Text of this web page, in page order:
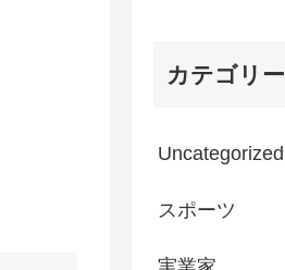
カテゴリー
Uncategorized
スポーツ